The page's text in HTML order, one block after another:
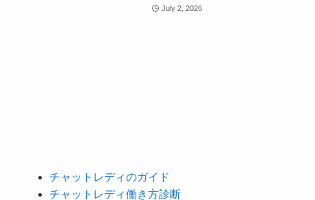
July 2, 2026
チャットレディのガイド
チャットレディ働き方診断